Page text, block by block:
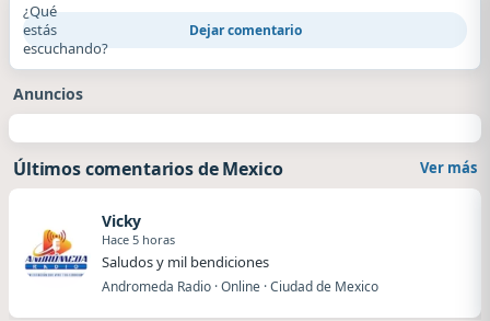
¿Qué
estás
escuchando?
Dejar comentario
Anuncios
Últimos comentarios de Mexico Ver más
Vicky
Hace 5 horas
Saludos y mil bendiciones
Andromeda Radio · Online · Ciudad de Mexico